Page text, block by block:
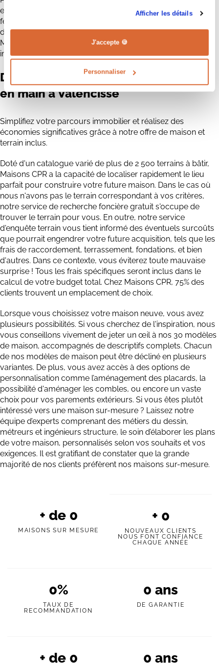
Afficher les détails
J'accepte 🍪
Personnaliser
entreprise à taille humaine qui réunit des hommes et des
femmes dévoués à leur métier. Grâce à plus de trente ans
d'expertise dans la construction de maisons neuves,
Maisons CPR est devenu le constructeur de maisons
individuelles de référence en région Centre Val de Loire.
Découvrez
l'offre Maison + Terrain clé
en main à Valencisse
Simplifiez votre parcours immobilier et réalisez des
économies significatives grâce à notre offre de maison et
terrain inclus.
Doté d'un catalogue varié de plus de 2 500 terrains à bâtir,
Maisons CPR a la capacité de localiser rapidement le lieu
parfait pour construire votre future maison. Dans le cas où
nous n'avons pas le terrain correspondant à vos critères,
notre service de recherche foncière gratuit s'occupe de
trouver le terrain pour vous. En outre, notre service
d'enquête terrain vous tient informé des éventuels surcoûts
que pourrait engendrer votre future acquisition, tels que les
frais de raccordement, terrassement, fondations, et bien
d'autres. Dans ce contexte, vous éviterez toute mauvaise
surprise ! Tous les frais spécifiques seront inclus dans le
calcul de votre budget total. Chez Maisons CPR, 75% des
clients trouvent un emplacement de choix.
Lorsque vous choisissez votre maison neuve, vous avez
plusieurs possibilités. Si vous cherchez de l'inspiration, nous
vous conseillons vivement de jeter un œil à nos 30 modèles
de maison, accompagnés de descriptifs complets. Chacun
de nos modèles de maison peut être décliné en plusieurs
variantes. De plus, vous avez accès à des options de
personnalisation comme l’aménagement des placards, la
possibilité d'aménager les combles, ou encore un vaste
choix pour vos parements extérieurs. Si vous êtes plutôt
intéressé vers une maison sur-mesure ? Laissez notre
équipe d’experts comprenant des métiers du dessin,
métreurs et ingénieurs structure, le soin d’élaborer les plans
de votre maison, personnalisés selon vos souhaits et vos
exigences. Il est gratifiant de constater que la grande
majorité de nos clients préfèrent nos maisons sur-mesure.
+ de 0
MAISONS SUR MESURE
+ 0
NOUVEAUX CLIENTS
NOUS FONT CONFIANCE
CHAQUE ANNÉE
0%
TAUX DE
RECOMMANDATION
0 ans
DE GARANTIE
+ de 0 0 ans